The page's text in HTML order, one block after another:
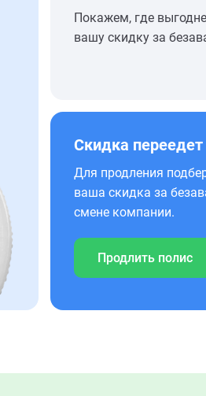
Покажем, где
вашу скидку за
Скидка
Для продления
ваша скидка за
смене компании.
Продлить полис